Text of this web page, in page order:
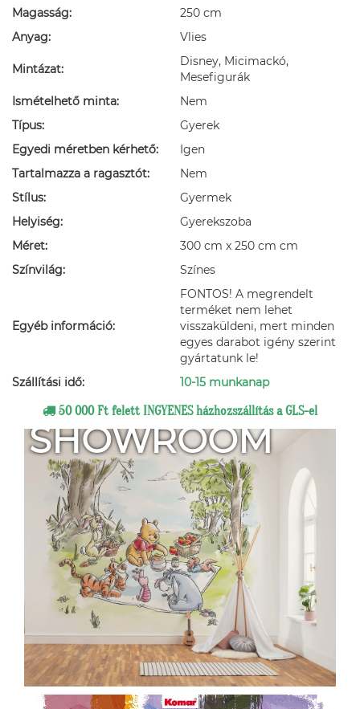
Magasság:
250 cm
Anyag:
Vlies
Mintázat:
Disney, Micimackó,
Mesefigurák
Ismételhető minta:
Nem
Típus:
Gyerek
Egyedi méretben kérhető:
Igen
Tartalmazza a ragasztót:
Nem
Stílus:
Gyermek
Helyiség:
Gyerekszoba
Méret:
300 cm x 250 cm cm
Színvilág:
Színes
Egyéb információ:
FONTOS! A megrendelt
terméket nem lehet
visszaküldeni, mert minden
egyes darabot igény szerint
gyártatunk le!
Szállítási idő:
10-15 munkanap
50 000 Ft felett INGYENES házhozszállítás a GLS-el
SHOWROOM